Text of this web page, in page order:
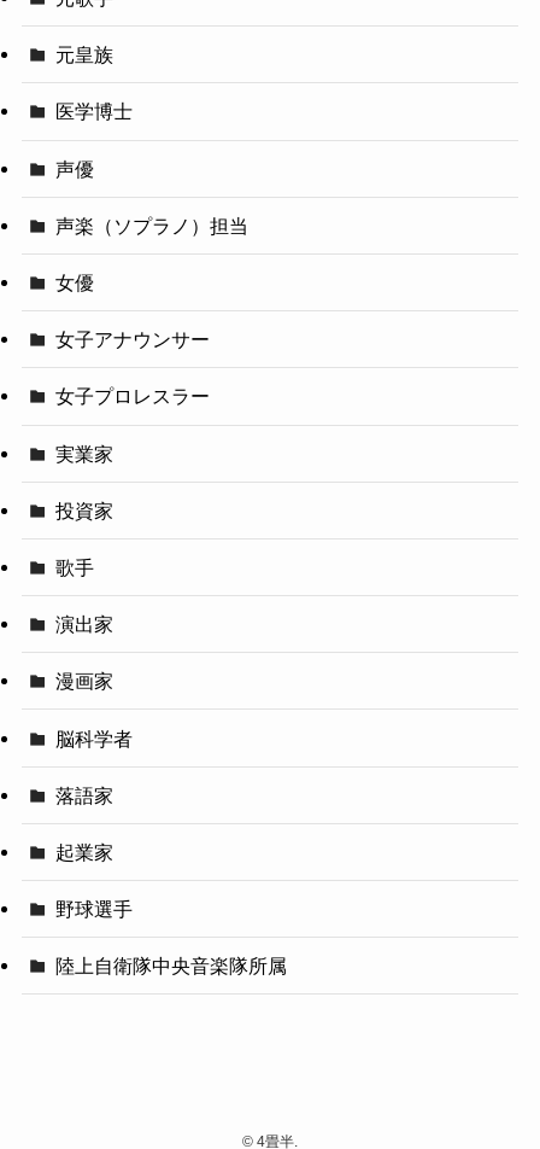
元皇族
医学博士
声優
声楽（ソプラノ）担当
女優
女子アナウンサー
女子プロレスラー
実業家
投資家
歌手
演出家
漫画家
脳科学者
落語家
起業家
野球選手
陸上自衛隊中央音楽隊所属
© 4畳半.